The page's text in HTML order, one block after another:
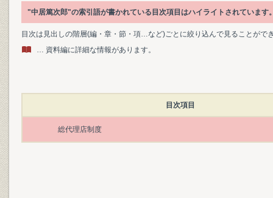
"中居篤次郎"の索引語が書かれている目次項目はハイライトされています
目次は見出しの階層(編・章・節・項…など)ごとに絞り込んで見ることがで
… 資料編に詳細な情報があります。
目次項目
総代理店制度